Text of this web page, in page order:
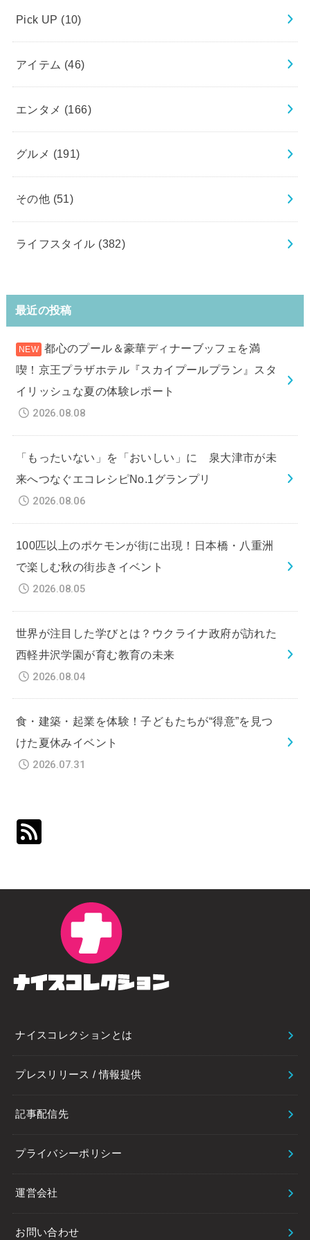
Pick UP (10)
アイテム (46)
エンタメ (166)
グルメ (191)
その他 (51)
ライフスタイル (382)
最近の投稿
都心のプール＆豪華ディナーブッフェを満
喫！京王プラザホテル『スカイプールプラン』スタ
イリッシュな夏の体験レポート
2026.08.08
「もったいない」を「おいしい」に 泉大津市が未
来へつなぐエコレシピNo.1グランプリ
2026.08.06
100匹以上のポケモンが街に出現！日本橋・八重洲
で楽しむ秋の街歩きイベント
2026.08.05
世界が注目した学びとは？ウクライナ政府が訪れた
西軽井沢学園が育む教育の未来
2026.08.04
食・建築・起業を体験！子どもたちが“得意”を見つ
けた夏休みイベント
2026.07.31
ナイスコレクションとは
プレスリリース / 情報提供
記事配信先
プライバシーポリシー
運営会社
お問い合わせ